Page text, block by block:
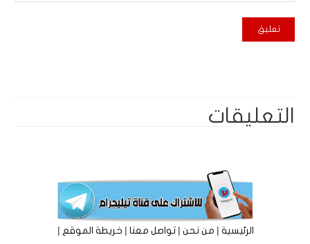
التعليقات
الرئيسية|من نحن|تواصل معنا|خريطة الموقع |